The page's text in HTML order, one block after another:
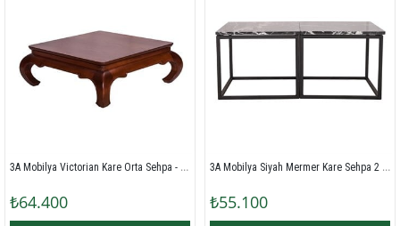
3A Mobilya Victorian Kare Orta Sehpa - Ceviz
₺64.400
3A Mobilya Siyah Mermer Kare Sehpa 2 li - Siyah Beyaz
₺55.100